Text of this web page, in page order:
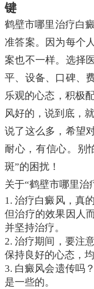
键
鹤壁市哪里治疗白
准答案。因为每个
案也不一样。选择
平、设备、口碑、
乐观的心态，积极
风好的，说到底，
说了这么多，希望
耐心，有信心。别
斑”的困扰！
关于“鹤壁市哪里治
1. 治疗白癜风，真
但治疗的效果因人
并坚持治疗。
2. 治疗期间，要注
保持良好的心态，
3. 白癜风会遗传吗
是一些的。